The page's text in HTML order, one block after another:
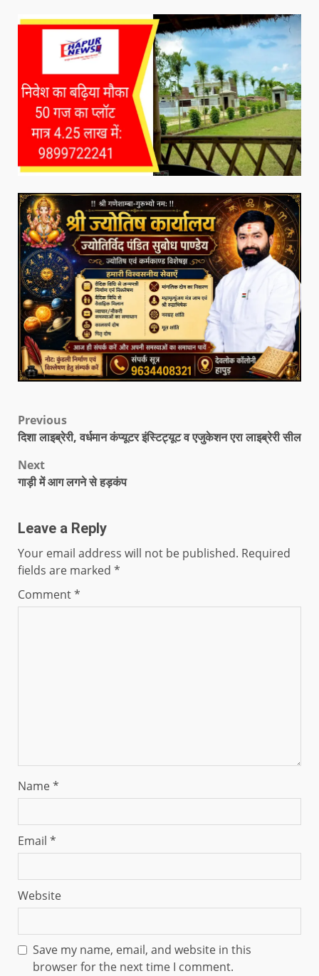
Previous
दिशा लाइब्रेरी, वर्धमान कंप्यूटर इंस्टिट्यूट व एजुकेशन एरा लाइब्रेरी सील
Next
गाड़ी में आग लगने से हड़कंप
Leave a Reply
Your email address will not be published. Required
fields are marked *
Comment*
Name*
Email *
Website
Save my name, email, and website in this
browser for the next time I comment.